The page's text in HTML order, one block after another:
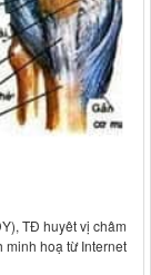
TĐ huyêt vị châm
minh hoạ từ Internet